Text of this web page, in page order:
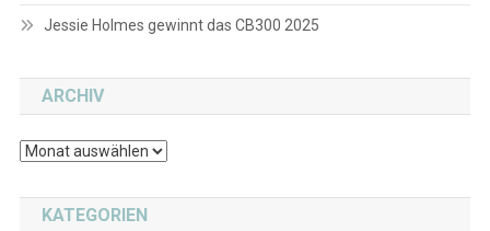
Jessie Holmes gewinnt das CB300 2025
ARCHIV
Archiv
KATEGORIEN